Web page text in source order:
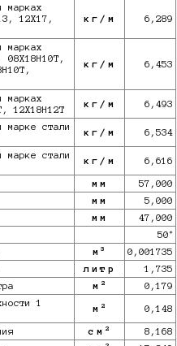
марках
12Х17,
кг/м 6,289
марках
кг/м 6,453
марках
12Х18Н12Т
кг/м 6,493
марке стали
кг/м 6,534
марке стали
кг/м 6,616
мм
57,000
мм
5,000
мм
47,000
50*
м 3
0,001735
литр
1,735
м 2 0,179
1
м 2 0,148
см 2
8,168